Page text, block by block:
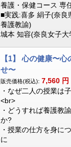
養護・保健コース 専
■実践:喜多 絹子(奈良
養護教諭)
城本 知容(奈良女子
【1】 心の健康〜
せ〜
販売価格(税込): 7,560 円
・なぜ二人の授業は
<br>
・どうすれば養護教
か?
・授業の仕方を身に
に